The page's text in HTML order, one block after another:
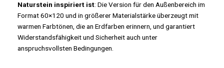
Naturstein inspiriert ist: Die Version für den Außenbereich im
Format 60×120 und in größerer Materialstärke überzeugt mit
warmen Farbtönen, die an Erdfarben erinnern, und garantiert
Widerstandsfähigkeit und Sicherheit auch unter
anspruchsvollsten Bedingungen.